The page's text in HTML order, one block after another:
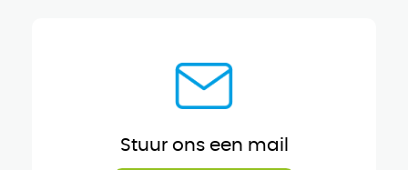
Stuur ons een mail